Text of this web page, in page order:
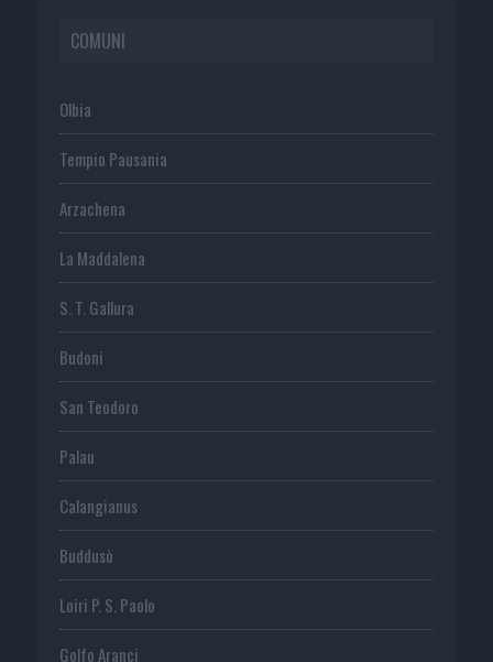
COMUNI
Olbia
Tempio Pausania
Arzachena
La Maddalena
S. T. Gallura
Budoni
San Teodoro
Palau
Calangianus
Buddusò
Loiri P. S. Paolo
Golfo Aranci